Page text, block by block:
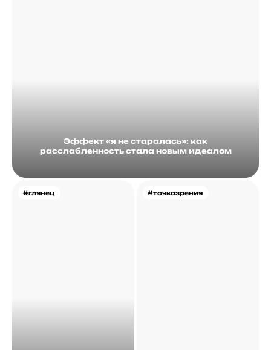
Эффект «я не старалась»: как
расслабленность стала новым идеалом
#глянец #точказрения